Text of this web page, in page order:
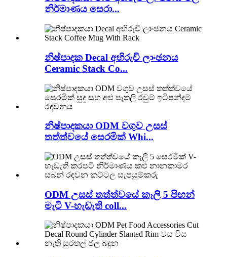
නිර්මාණය සෙරා...
නිෂ්පාදක Decal අභිරුචි ලාංඡනය
Ceramic Stack Co...
නිෂ්පාදකයා ODM වගුව උසස්
තත්ත්වයේ සෙරමික් Whi...
ODM උසස් තත්ත්වයේ කෑලි 5 පිඟන්
මැටි V-හැඩැති coll...